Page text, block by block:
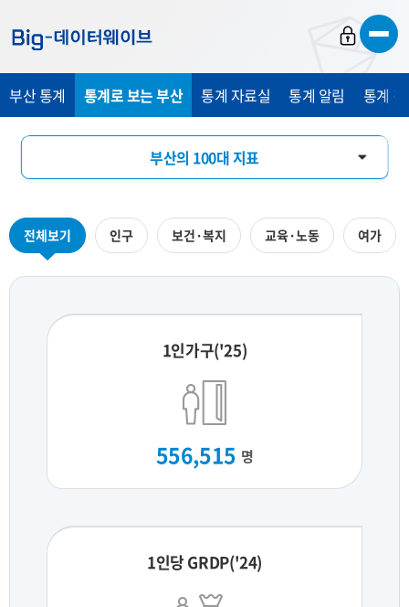
가
가
가
부산 통계 통계로 보는 부산 통계 자료실 통계 알림 통계
부산의 100대 지표
지역통계 시각화
전체보기 인구 보건·복지 교육·노동 여가
1인가구('25)
556,515 명
1인당 GRDP('24)